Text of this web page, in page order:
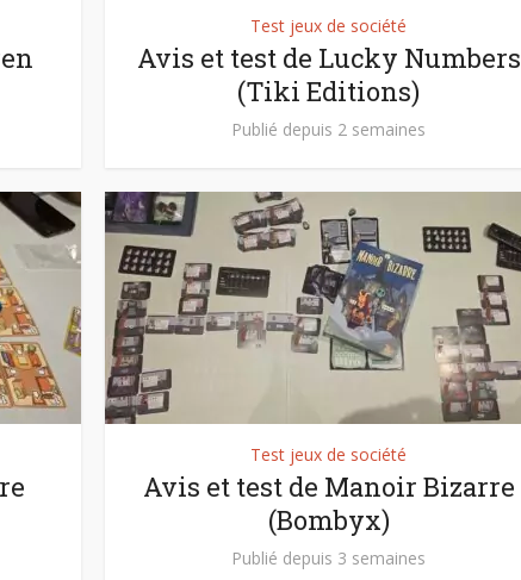
Test jeux de société
Avis et test de Lucky Numbers
(Tiki Editions)
Publié depuis 2 semaines
Test jeux de société
Avis et test de Manoir Bizarre
(Bombyx)
Publié depuis 3 semaines